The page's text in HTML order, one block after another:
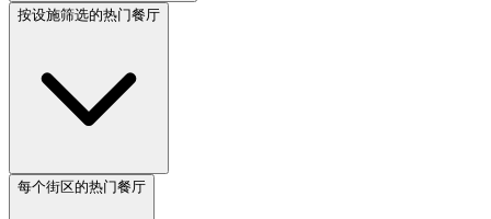
按设施筛选的热门餐厅
每个街区的热门餐厅